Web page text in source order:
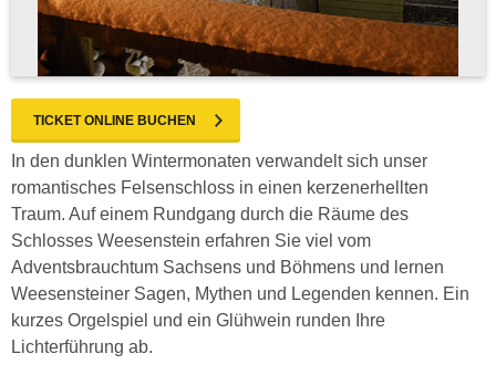
TICKET ONLINE BUCHEN
In den dunklen Wintermonaten verwandelt sich unser
romantisches Felsenschloss in einen kerzenerhellten
Traum. Auf einem Rundgang durch die Räume des
Schlosses Weesenstein erfahren Sie viel vom
Adventsbrauchtum Sachsens und Böhmens und lernen
Weesensteiner Sagen, Mythen und Legenden kennen. Ein
kurzes Orgelspiel und ein Glühwein runden Ihre
Lichterführung ab.